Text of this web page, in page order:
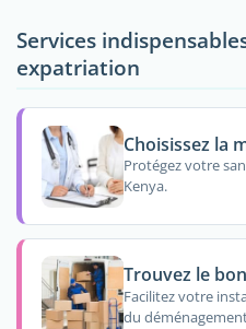
Services
expatriation
Choisissez la
Protégez votre
Kenya.
Trouvez le
Facilitez votre
du